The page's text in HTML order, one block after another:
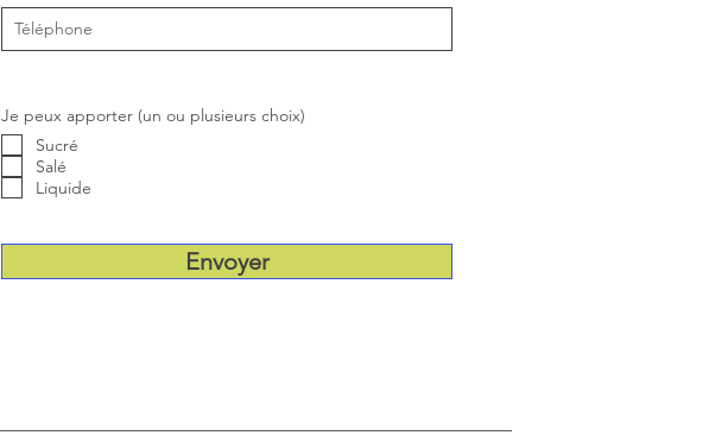
Je peux apporter (un ou plusieurs choix)
Sucré
Salé
Liquide
Envoyer